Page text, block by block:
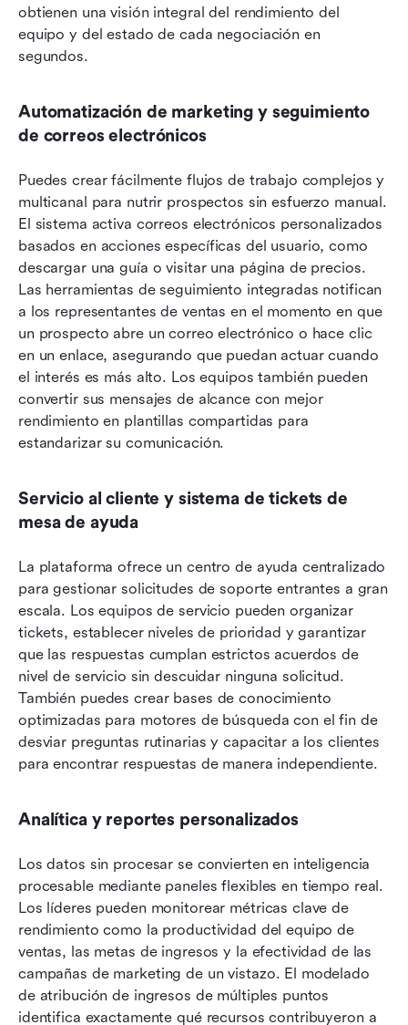
obtienen una visión integral del rendimiento del
equipo y del estado de cada negociación en
segundos.
Automatización de marketing y seguimiento
de correos electrónicos
Puedes crear fácilmente flujos de trabajo complejos y
multicanal para nutrir prospectos sin esfuerzo manual.
El sistema activa correos electrónicos personalizados
basados en acciones específicas del usuario, como
descargar una guía o visitar una página de precios.
Las herramientas de seguimiento integradas notifican
a los representantes de ventas en el momento en que
un prospecto abre un correo electrónico o hace clic
en un enlace, asegurando que puedan actuar cuando
el interés es más alto. Los equipos también pueden
convertir sus mensajes de alcance con mejor
rendimiento en plantillas compartidas para
estandarizar su comunicación.
Servicio al cliente y sistema de tickets de
mesa de ayuda
La plataforma ofrece un centro de ayuda centralizado
para gestionar solicitudes de soporte entrantes a gran
escala. Los equipos de servicio pueden organizar
tickets, establecer niveles de prioridad y garantizar
que las respuestas cumplan estrictos acuerdos de
nivel de servicio sin descuidar ninguna solicitud.
También puedes crear bases de conocimiento
optimizadas para motores de búsqueda con el fin de
desviar preguntas rutinarias y capacitar a los clientes
para encontrar respuestas de manera independiente.
Analítica y reportes personalizados
Los datos sin procesar se convierten en inteligencia
procesable mediante paneles flexibles en tiempo real.
Los líderes pueden monitorear métricas clave de
rendimiento como la productividad del equipo de
ventas, las metas de ingresos y la efectividad de las
campañas de marketing de un vistazo. El modelado
de atribución de ingresos de múltiples puntos
identifica exactamente qué recursos contribuyeron a